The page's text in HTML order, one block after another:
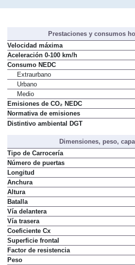
Prestaciones y consumos
Velocidad máxima
Aceleración 0-100 km/h
Consumo NEDC
Extraurbano
Urbano
Medio
Emisiones de CO₂ NEDC
Normativa de emisiones
Distintivo ambiental DGT
Dimensiones, peso,
Tipo de Carrocería
Número de puertas
Longitud
Anchura
Altura
Batalla
Vía delantera
Vía trasera
Coeficiente Cx
Superficie frontal
Factor de resistencia
Peso